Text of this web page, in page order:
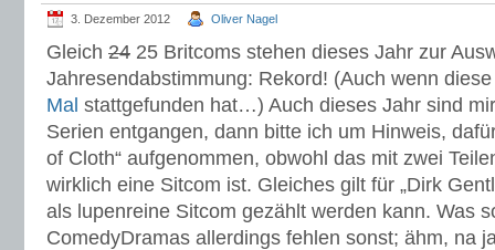
3. Dezember 2012 Oliver Nagel
Gleich 24 25 Britcoms stehen dieses Jahr zur
Jahresendabstimmung: Rekord! (Auch wenn
Mal stattgefunden hat…) Auch dieses Jahr sind
Serien entgangen, dann bitte ich um Hinweis,
of Cloth“ aufgenommen, obwohl das mit zwei
wirklich eine Sitcom ist. Gleiches gilt für „Dirk
als lupenreine Sitcom gezählt werden kann. Was
ComedyDramas allerdings fehlen sonst; ähm, na